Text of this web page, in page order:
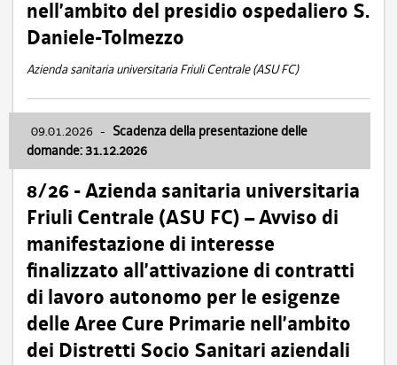
nell’ambito del presidio ospedaliero S.
Daniele-Tolmezzo
Azienda sanitaria universitaria Friuli Centrale (ASU FC)
09.01.2026 - Scadenza della presentazione delle
domande: 31.12.2026
8/26 - Azienda sanitaria universitaria
Friuli Centrale (ASU FC) – Avviso di
manifestazione di interesse
finalizzato all’attivazione di contratti
di lavoro autonomo per le esigenze
delle Aree Cure Primarie nell’ambito
dei Distretti Socio Sanitari aziendali